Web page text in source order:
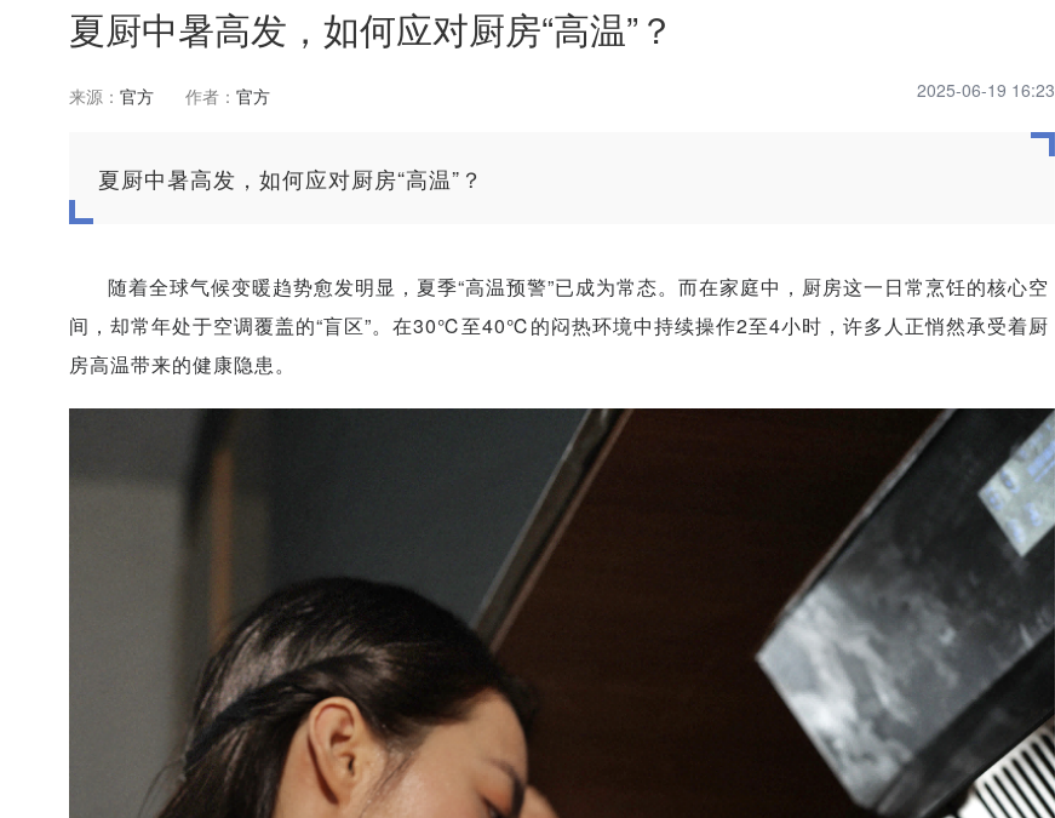
夏厨中暑高发，如何应对厨房“高温”？
来源： 官方 作者： 官方 2025-06-19 16:23
夏厨中暑高发，如何应对厨房“高温”？
随着全球气候变暖趋势愈发明显，夏季“高温预警”已成为常态。而在家庭中，厨房这一日常烹饪的核心空
间，却常年处于空调覆盖的“盲区”。在30℃至40℃的闷热环境中持续操作2至4小时，许多人正悄然承受着厨
房高温带来的健康隐患。